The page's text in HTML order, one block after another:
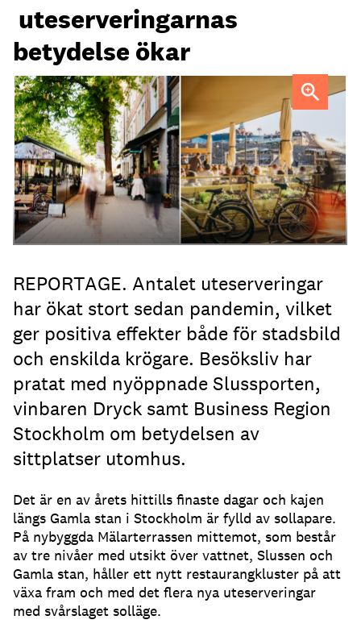
uteserveringarnas
betydelse ökar
Uteservering på Dryck vinbar samt Slussporten.FOTO:
Samuel Unéus
REPORTAGE. Antalet uteserveringar
har ökat stort sedan pandemin, vilket
ger positiva effekter både för stadsbild
och enskilda krögare. Besöksliv har
pratat med nyöppnade Slussporten,
vinbaren Dryck samt Business Region
Stockholm om betydelsen av
sittplatser utomhus.
Det är en av årets hittills finaste dagar och kajen
längs Gamla stan i Stockholm är fylld av sollapare.
På nybyggda Mälarterrassen mittemot, som består
av tre nivåer med utsikt över vattnet, Slussen och
Gamla stan, håller ett nytt restaurangkluster på att
växa fram och med det flera nya uteserveringar
med svårslaget solläge.